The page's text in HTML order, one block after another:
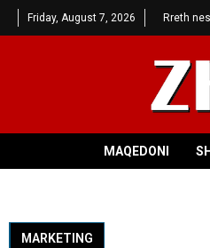
Friday, August 7, 2026 Rreth
MAQEDONI
MARKETING